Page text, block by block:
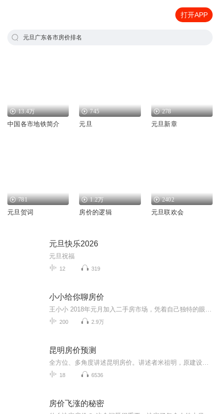
打开APP
元旦广东各市房价排名
13.4万
中国各市地铁简介
745
元旦
278
元旦新章
781
元旦贺词
1.2万
房价的逻辑
2402
元旦联欢会
元旦快乐2026
元旦祝福
12 319
小小给你聊房价
200 2.9万
昆明房价预测
18 6536
房价飞涨的秘密